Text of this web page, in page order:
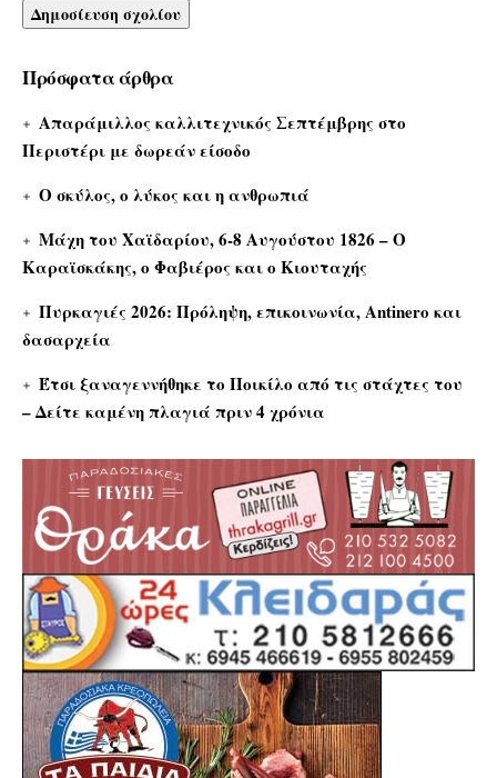
Πρόσφατα άρθρα
Απαράμιλλος καλλιτεχνικός Σεπτέμβρης στο
Περιστέρι με δωρεάν είσοδο
Ο σκύλος, ο λύκος και η ανθρωπιά
Μάχη του Χαϊδαρίου, 6-8 Αυγούστου 1826 – Ο
Καραϊσκάκης, ο Φαβιέρος και ο Κιουταχής
Πυρκαγιές 2026: Πρόληψη, επικοινωνία, Antinero και
δασαρχεία
Έτσι ξαναγεννήθηκε το Ποικίλο από τις στάχτες του
– Δείτε καμένη πλαγιά πριν 4 χρόνια